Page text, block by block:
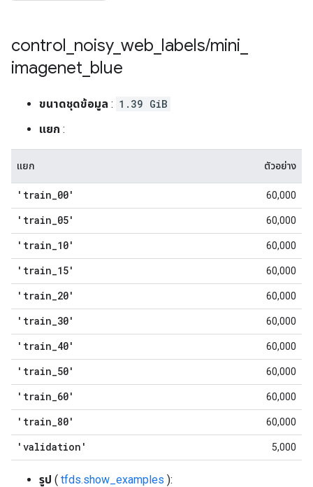
control noisy_ web labels/mini
imagenet blue
ขนาดชุดข้อมูล : 1.39 GiB
แยก :
แยก ตัวอย่าง
'train_00' 60,000
'train_05' 60,000
'train_10' 60,000
'train_15' 60,000
'train_20' 60,000
'train_30' 60,000
'train_40' 60,000
'train_50' 60,000
'train_60' 60,000
'train_80' 60,000
'validation' 5,000
รูป ( tfds.show_examples ):